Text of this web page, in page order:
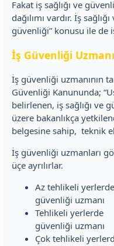
Fakat iş sağlığı ve
dağılımı vardır. İş
güvenliği” konusu ile de
İş Güvenliği
İş güvenliği uzmanının
Güvenliği Kanununda;
belirlenen, iş sağlığı ve
üzere bakanlıkça
belgesine sahip, teknik
İş güvenliği uzmanları
üçe ayrılırlar.
Az tehlikeli
güvenliği uzmanı
Tehlikeli
güvenliği uzmanı
Çok tehlikeli